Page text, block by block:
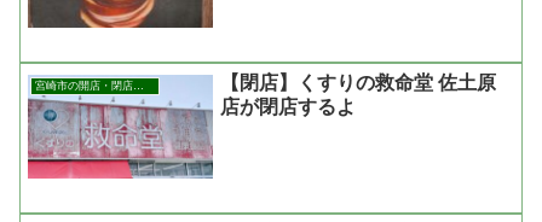
宮崎市の開店・閉店まとめ
【閉店】くすりの救命堂 佐土原
店が閉店するよ